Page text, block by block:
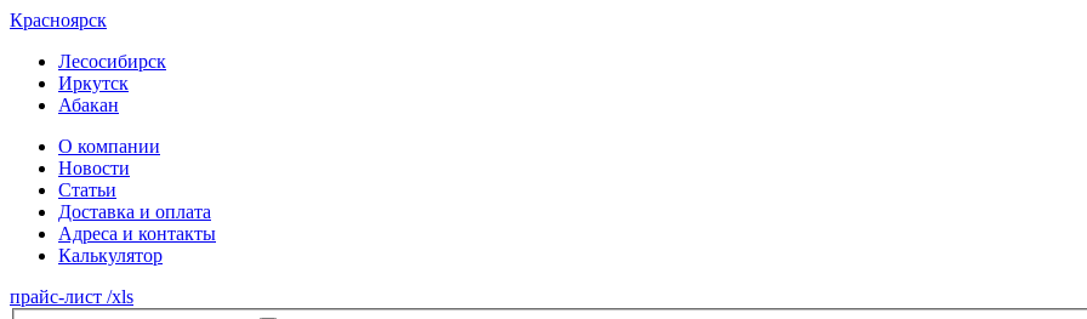
Красноярск
Лесосибирск
Иркутск
Абакан
О компании
Новости
Статьи
Доставка и оплата
Адреса и контакты
Калькулятор
прайс-лист /xls